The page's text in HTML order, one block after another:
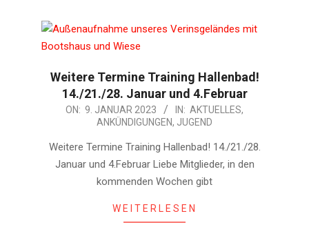
Weitere Termine Training Hallenbad!
14./21./28. Januar und 4.Februar
2023-
09
ON: 9. JANUAR 2023 IN: AKTUELLES,
ANKÜNDIGUNGEN, JUGEND
Weitere Termine Training Hallenbad! 14./21./28.
Januar und 4.Februar Liebe Mitglieder, in den
kommenden Wochen gibt
WEITERLESEN